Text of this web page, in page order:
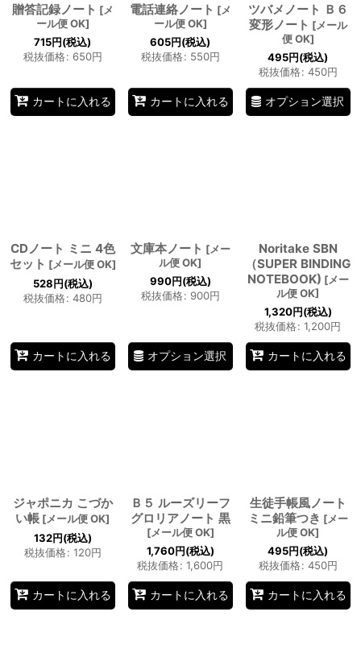
贈答記録ノート [メ
ール便 OK]
715円(税込)
税抜価格: 650円
カートに入れる
電話連絡ノート [メ
ール便 OK]
605円(税込)
税抜価格: 550円
カートに入れる
ツバメノート Ｂ６
変形ノート [メール
便 OK]
495円(税込)
税抜価格: 450円
オプション選択
CDノート ミニ 4色
セット [メール便 OK]
528円(税込)
税抜価格: 480円
カートに入れる
文庫本ノート [メー
ル便 OK]
990円(税込)
税抜価格: 900円
オプション選択
Noritake SBN
（SUPER BINDING
NOTEBOOK) [メー
ル便 OK]
1,320円(税込)
税抜価格: 1,200円
カートに入れる
ジャポニカ こづか
い帳 [メール便 OK]
132円(税込)
税抜価格: 120円
カートに入れる
Ｂ５ ルーズリーフ
グロリアノート 黒
[メール便 OK]
1,760円(税込)
税抜価格: 1,600円
カートに入れる
生徒手帳風ノート
ミニ鉛筆つき [メー
ル便 OK]
495円(税込)
税抜価格: 450円
カートに入れる